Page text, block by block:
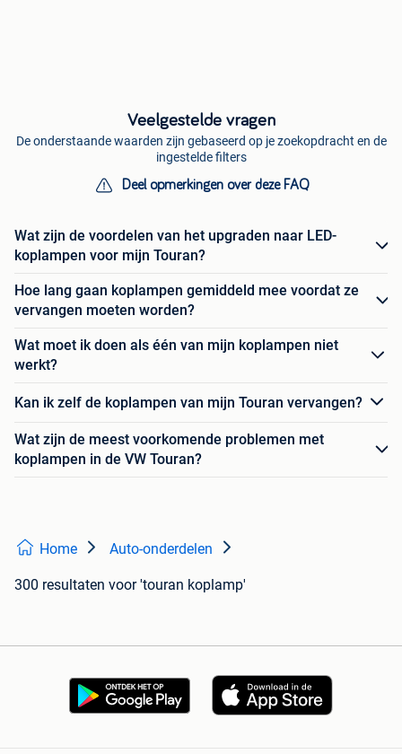
Veelgestelde vragen
De onderstaande waarden zijn gebaseerd op je zoekopdracht en de
ingestelde filters
Deel opmerkingen over deze FAQ
Wat zijn de voordelen van het upgraden naar LED-
koplampen voor mijn Touran?
Hoe lang gaan koplampen gemiddeld mee voordat ze
vervangen moeten worden?
Wat moet ik doen als één van mijn koplampen niet
werkt?
Kan ik zelf de koplampen van mijn Touran vervangen?
Wat zijn de meest voorkomende problemen met
koplampen in de VW Touran?
Home Auto-onderdelen
300 resultaten voor 'touran koplamp'